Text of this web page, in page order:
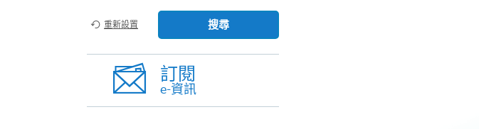
重新設置 搜尋
訂閱
e-資訊